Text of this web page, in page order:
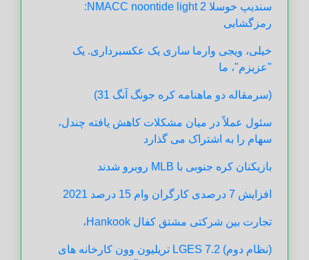
سندیپ خوسلا NMACC noontide light 2:
رمزگشایی
خیلی، ویجی وارما ساری یک عکسبرداری. یک
"عزیزم"، ما
(سرمقاله دو ماهنامه کره جونگ آنگ 31)
سئول عملاً در میان مشکلات کاهش یافته چندل،
سهام را به اشتراک می گذارد
بازیکنان کره جنوبی با MLB روبرو شدند
افزایش 7 درصدی کارگران وام 15 درصد 2021
تجارت بین شرکتی مشتق کفال Hankook،
(نظام دوم) LGES 7.2 تریلیون وون کارخانه های